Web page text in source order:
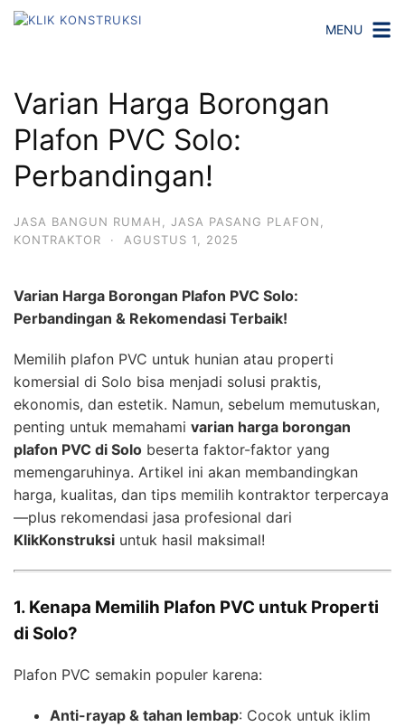
MENU
Varian Harga Borongan
Plafon PVC Solo:
Perbandingan!
JASA BANGUN RUMAH JASA PASANG PLAFON
KONTRAKTOR
· AGUSTUS 1, 2025
Varian Harga Borongan Plafon PVC Solo:
Perbandingan & Rekomendasi Terbaik!
Memilih plafon PVC untuk hunian atau properti
komersial di Solo bisa menjadi solusi praktis,
ekonomis, dan estetik. Namun, sebelum memutuskan,
penting untuk memahami varian harga borongan
plafon PVC di Solo beserta faktor-faktor yang
memengaruhinya. Artikel ini akan membandingkan
harga, kualitas, dan tips memilih kontraktor terpercaya
—plus rekomendasi jasa profesional dari
KlikKonstruksi untuk hasil maksimal!
1. Kenapa Memilih Plafon PVC untuk Properti
di Solo?
Plafon PVC semakin populer karena:
Anti-rayap & tahan lembap: Cocok untuk iklim